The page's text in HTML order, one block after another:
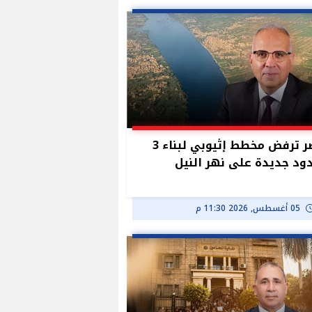
مصر ترفض مخطط إثيوبي لبناء 3
جديدة على نهر النيل
05 أغسطس, 2026 11:30 م